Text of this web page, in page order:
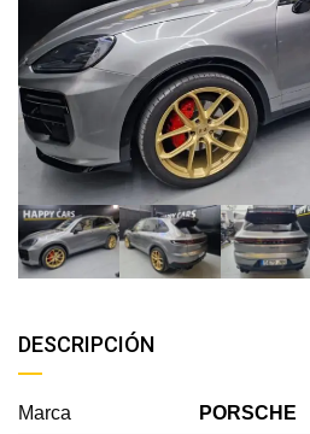
DESCRIPCIÓN
Marca PORSCHE